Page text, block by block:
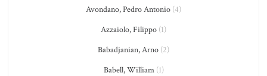
Avondano, Pedro Antonio (4)
Azzaiolo, Filippo (1)
Babadjanian, Arno (2)
Babell, William(1)